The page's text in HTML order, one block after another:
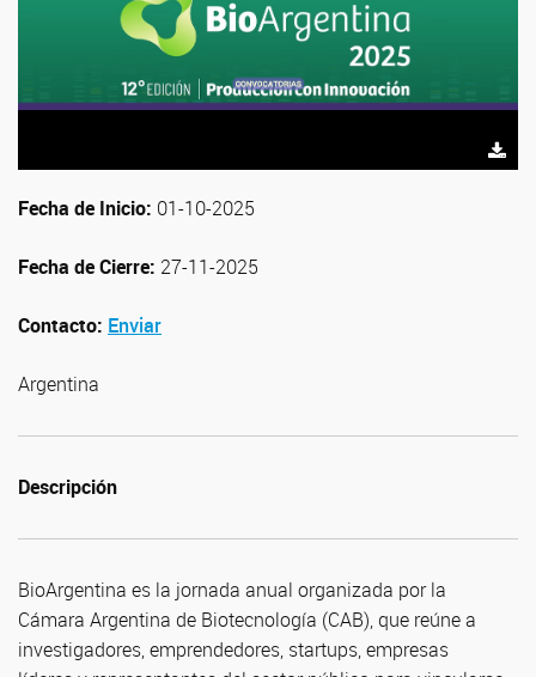
Fecha de Inicio: 01-10-2025
Fecha de Cierre: 27-11-2025
Contacto: Enviar
Argentina
Descripción
BioArgentina es la jornada anual organizada por la
Cámara Argentina de Biotecnología (CAB), que reúne a
investigadores, emprendedores, startups, empresas